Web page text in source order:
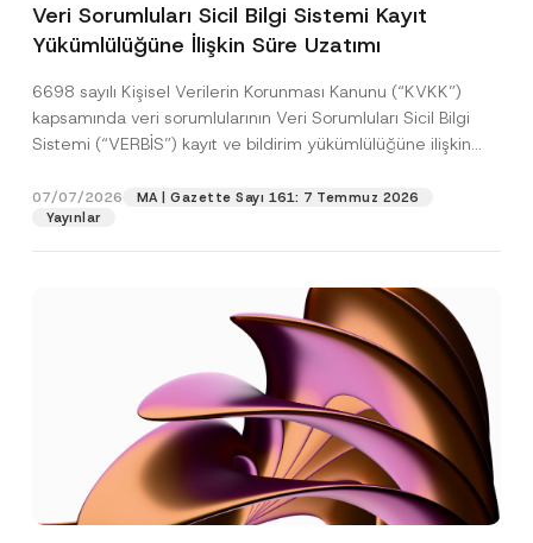
Veri Sorumluları Sicil Bilgi Sistemi Kayıt
Yükümlülüğüne İlişkin Süre Uzatımı
6698 sayılı Kişisel Verilerin Korunması Kanunu (“KVKK”)
kapsamında veri sorumlularının Veri Sorumluları Sicil Bilgi
Sistemi (“VERBİS”) kayıt ve bildirim yükümlülüğüne ilişkin
07/07/2026
MA | Gazette Sayı 161: 7 Temmuz 2026
Yayınlar